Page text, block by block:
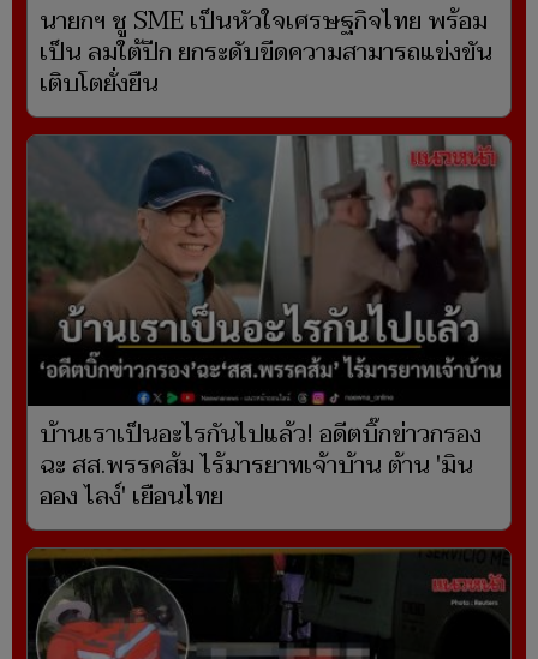
นายกฯ ชู SME เป็นหัวใจเศรษฐกิจไทย พร้อม
เป็น ลมใต้ปีก ยกระดับขีดความสามารถแข่งขัน
เติบโตยั่งยืน
บ้านเราเป็นอะไรกันไปแล้ว! อดีตบิ๊กข่าวกรอง
ฉะ สส.พรรคส้ม ไร้มารยาทเจ้าบ้าน ต้าน 'มิน
ออง ไลง์' เยือนไทย